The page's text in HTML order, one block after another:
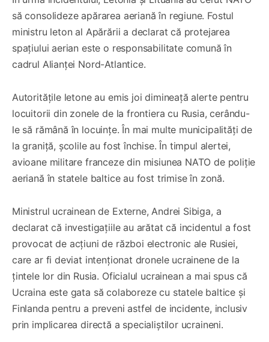
să consolideze apărarea aeriană în regiune. Fostul
ministru leton al Apărării a declarat că protejarea
spațiului aerian este o responsabilitate comună în
cadrul Alianței Nord-Atlantice.
Autoritățile letone au emis joi dimineață alerte pentru
locuitorii din zonele de la frontiera cu Rusia, cerându-
le să rămână în locuințe. În mai multe municipalități de
la graniță, școlile au fost închise. În timpul alertei,
avioane militare franceze din misiunea NATO de poliție
aeriană în statele baltice au fost trimise în zonă.
Ministrul ucrainean de Externe, Andrei Sibiga, a
declarat că investigațiile au arătat că incidentul a fost
provocat de acțiuni de război electronic ale Rusiei,
care ar fi deviat intenționat dronele ucrainene de la
țintele lor din Rusia. Oficialul ucrainean a mai spus că
Ucraina este gata să colaboreze cu statele baltice și
Finlanda pentru a preveni astfel de incidente, inclusiv
prin implicarea directă a specialiștilor ucraineni.